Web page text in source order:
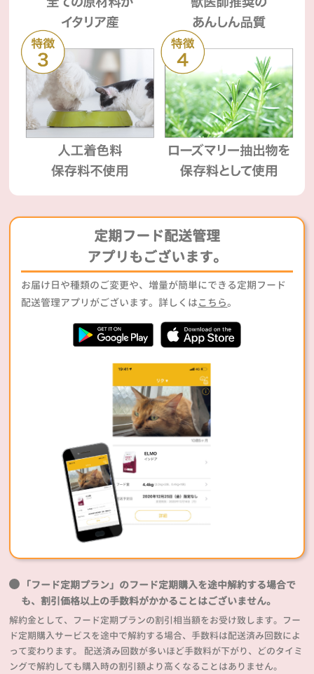
定期フード配送管理
アプリもございます。
お届け日や種類のご変更や、増量が簡単にできる定期フード
配送管理アプリがございます。詳しくはこちら。
「フード定期プラン」のフード定期購入を途中解約する場合で
も、割引価格以上の手数料がかかることはございません。
解約金として、フード定期プランの割引相当額をお受け致します。フー
ド定期購入サービスを途中で解約する場合、手数料は配送済み回数によ
って変わります。 配送済み回数が多いほど手数料が下がり、どのタイミ
ングで解約しても購入時の割引額より高くなることはありません。